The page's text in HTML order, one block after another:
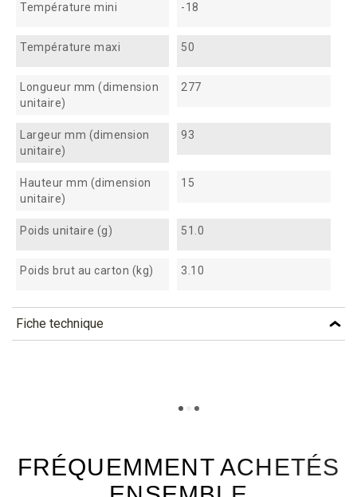
Température mini -18
Température maxi 50
Longueur mm (dimension
unitaire)
277
Largeur mm (dimension
unitaire)
93
Hauteur mm (dimension
unitaire)
15
Poids unitaire (g) 51.0
Poids brut au carton (kg) 3.10
Fiche technique
FRÉQUEMMENT ACHETÉS